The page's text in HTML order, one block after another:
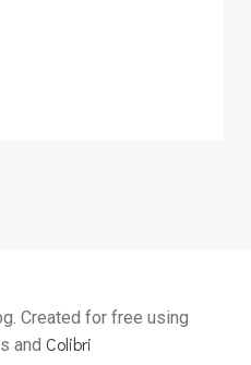
Created for free using
and Colibri